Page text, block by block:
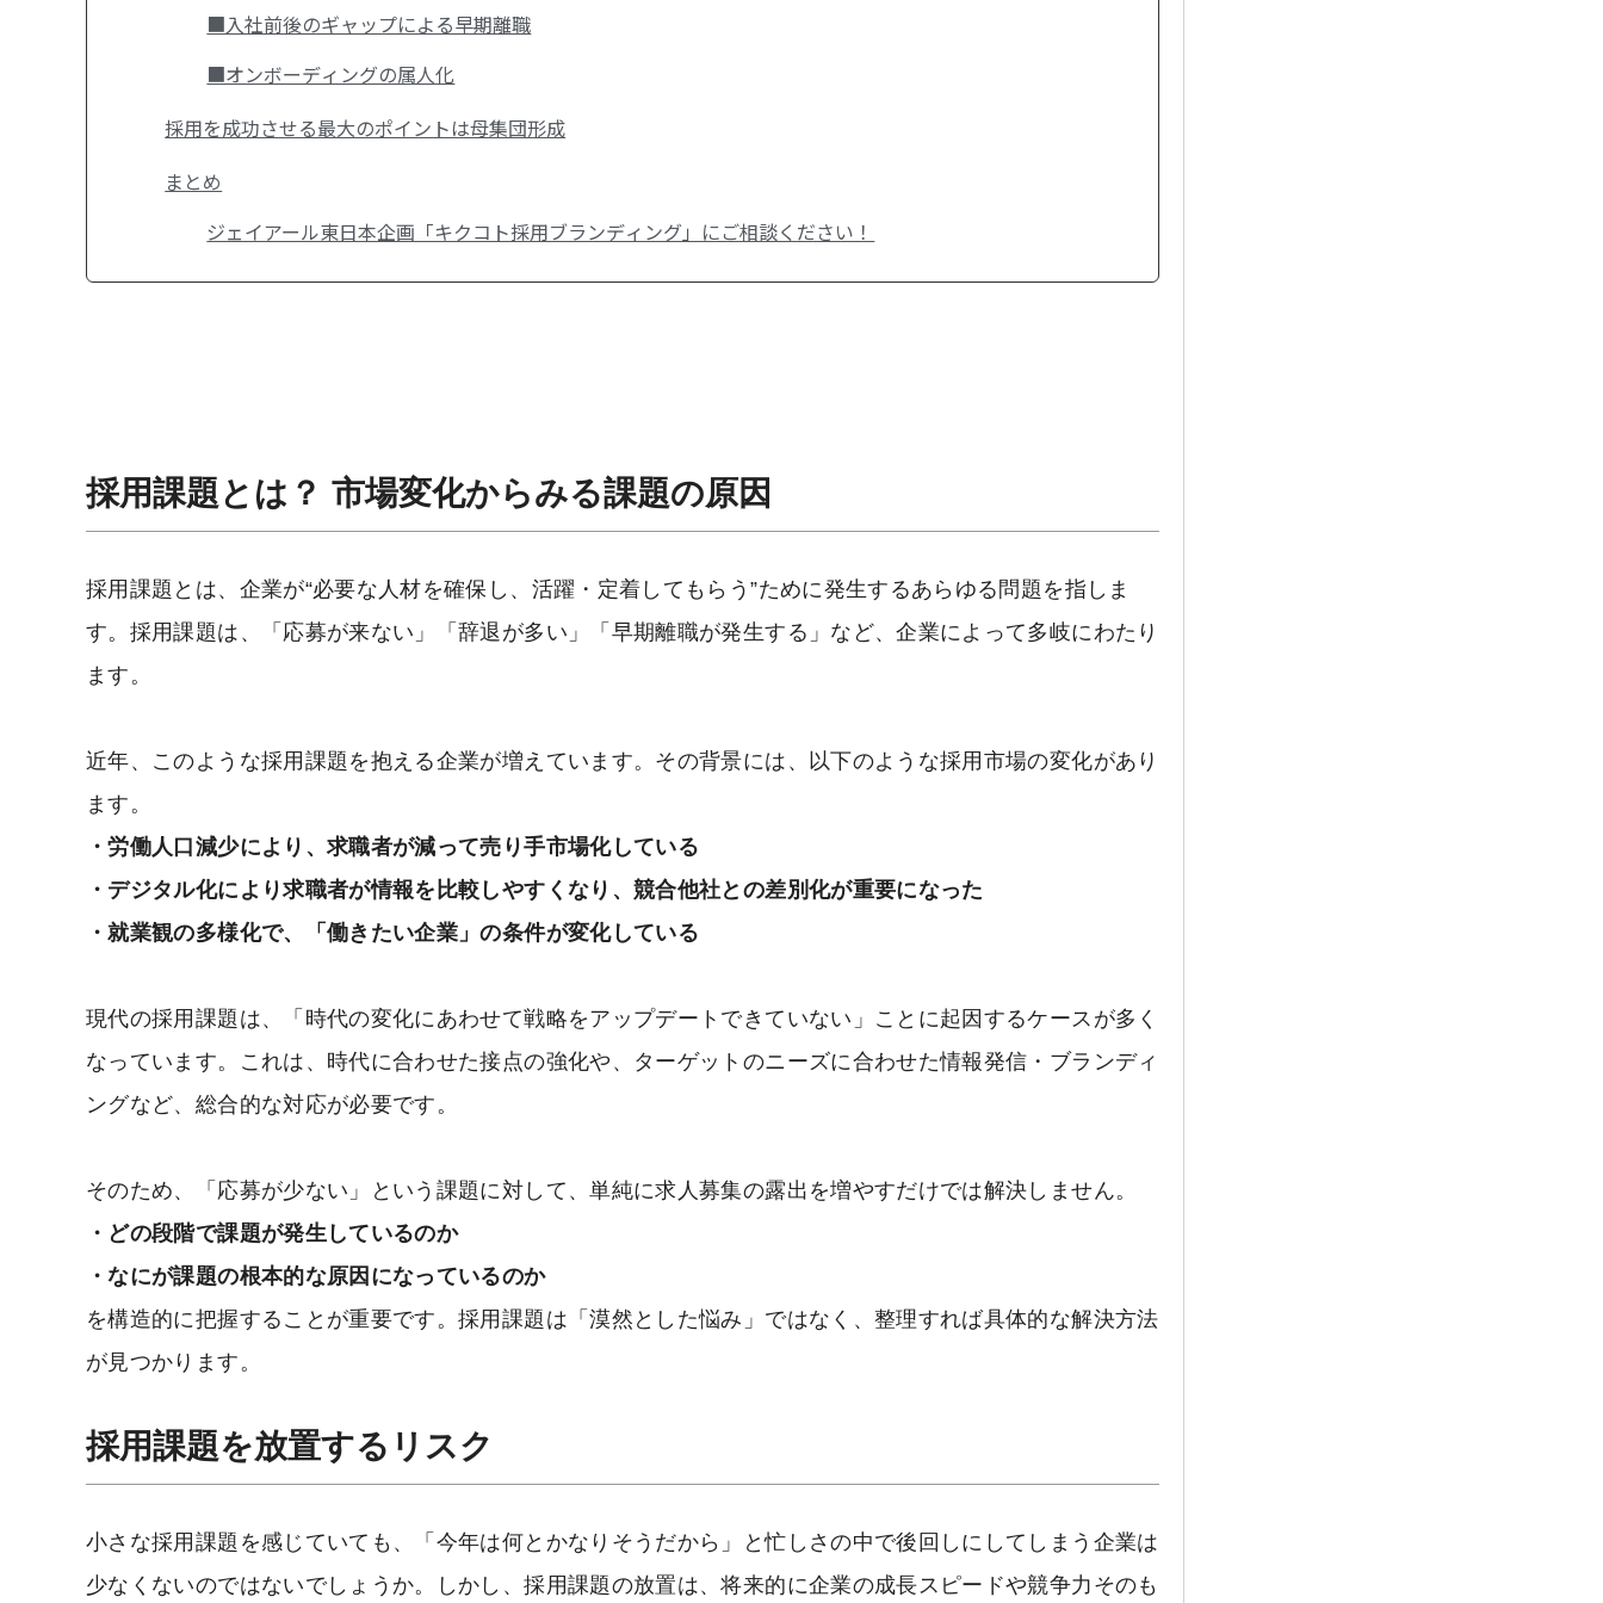
■入社前後のギャップによる早期離職
■オンボーディングの属人化
採用を成功させる最大のポイントは母集団形成
まとめ
ジェイアール東日本企画「キクコト採用ブランディング」にご相談ください！
採用課題とは？ 市場変化からみる課題の原因
採用課題とは、企業が“必要な人材を確保し、活躍・定着してもらう”ために発生するあらゆる問題を指しま
す。採用課題は、「応募が来ない」「辞退が多い」「早期離職が発生する」など、企業によって多岐にわたり
ます。
近年、このような採用課題を抱える企業が増えています。その背景には、以下のような採用市場の変化があり
ます。
・労働人口減少により、求職者が減って売り手市場化している
・デジタル化により求職者が情報を比較しやすくなり、競合他社との差別化が重要になった
・就業観の多様化で、「働きたい企業」の条件が変化している
現代の採用課題は、「時代の変化にあわせて戦略をアップデートできていない」ことに起因するケースが多く
なっています。これは、時代に合わせた接点の強化や、ターゲットのニーズに合わせた情報発信・ブランディ
ングなど、総合的な対応が必要です。
そのため、「応募が少ない」という課題に対して、単純に求人募集の露出を増やすだけでは解決しません。
・どの段階で課題が発生しているのか
・なにが課題の根本的な原因になっているのか
を構造的に把握することが重要です。採用課題は「漠然とした悩み」ではなく、整理すれば具体的な解決方法
が見つかります。
採用課題を放置するリスク
小さな採用課題を感じていても、「今年は何とかなりそうだから」と忙しさの中で後回しにしてしまう企業は
少なくないのではないでしょうか。しかし、採用課題の放置は、将来的に企業の成長スピードや競争力そのも